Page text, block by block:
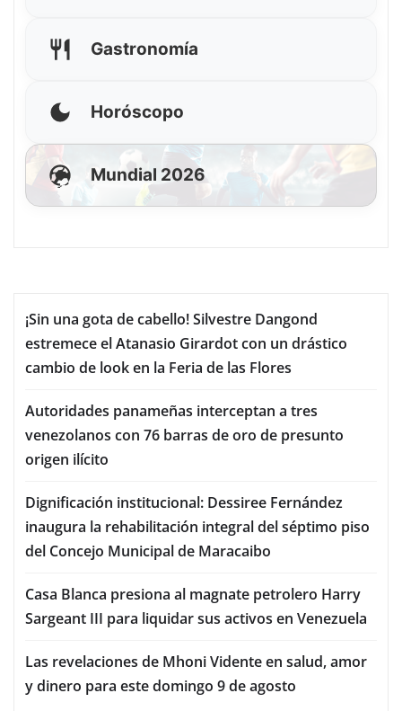
Gastronomía
Horóscopo
Mundial 2026
¡Sin una gota de cabello! Silvestre Dangond
estremece el Atanasio Girardot con un drástico
cambio de look en la Feria de las Flores
Autoridades panameñas interceptan a tres
venezolanos con 76 barras de oro de presunto
origen ilícito
Dignificación institucional: Dessiree Fernández
inaugura la rehabilitación integral del séptimo piso
del Concejo Municipal de Maracaibo
Casa Blanca presiona al magnate petrolero Harry
Sargeant III para liquidar sus activos en Venezuela
Las revelaciones de Mhoni Vidente en salud, amor
y dinero para este domingo 9 de agosto